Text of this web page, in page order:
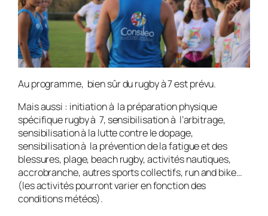
Au programme, bien sûr du rugby à 7 est prévu.
Mais aussi : initiation à la préparation physique
spécifique rugby à 7, sensibilisation à l’arbitrage,
sensibilisation à la lutte contre le dopage,
sensibilisation à la prévention de la fatigue et des
blessures, plage, beach rugby, activités nautiques,
accrobranche, autres sports collectifs, run and bike…
(les activités pourront varier en fonction des
conditions météos).